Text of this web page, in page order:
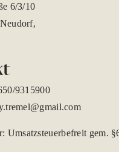
6/3/10
9315900
Umsatzsteuerbefreit gem.